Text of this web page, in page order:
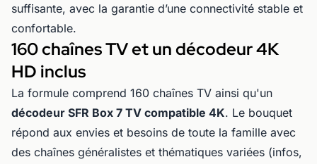
suffisante, avec la garantie d’une connectivité stable et
confortable.
160 chaînes TV et un décodeur 4K
HD inclus
La formule comprend 160 chaînes TV ainsi qu'un
décodeur SFR Box 7 TV compatible 4K. Le bouquet
répond aux envies et besoins de toute la famille avec
des chaînes généralistes et thématiques variées (infos,